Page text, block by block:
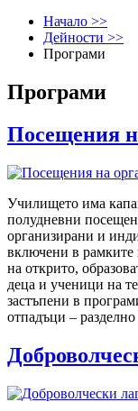
Начало >>
Дейности >>
Програми
Програми
Посещения
Училището има
полудневни
организирани и
включени в рамките
на открито,
деца и ученици на
застъпени в
отпадъци –